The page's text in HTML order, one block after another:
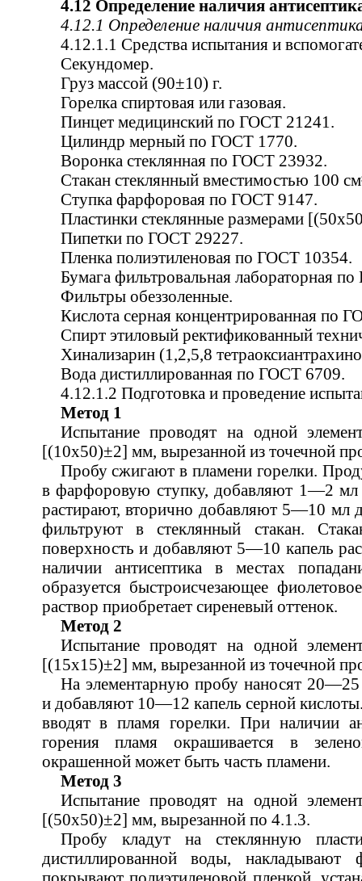
4.12 Определение наличия
4.12.1 Определение наличия
4.12.1.1 Средства испытания и
Секундомер.
Груз массой (90±10) г.
Горелка спиртовая или газовая.
Пинцет медицинский по ГОСТ 21241.
Цилиндр мерный по ГОСТ 1770.
Воронка стеклянная по ГОСТ 23932.
Стакан стеклянный вместимостью 100 см
Ступка фарфоровая по ГОСТ 9147.
Пластинки стеклянные размерами
Пипетки по ГОСТ 29227.
Пленка полиэтиленовая по ГОСТ 10354.
Бумага фильтровальная лабораторная
Фильтры обеззоленные.
Кислота серная концентрированная по
Спирт этиловый ректификованный
Хинализарин (1,2,5,8
Вода дистиллированная по ГОСТ 6709.
4.12.1.2 Подготовка и проведение
Метод 1
Испытание проводят на одной
[(10х50)±2] мм, вырезанной из точечной
Пробу сжигают в пламени горелки.
в фарфоровую ступку, добавляют 1—2 мл
растирают, вторично добавляют 5—10 мл
фильтруют в стеклянный стакан.
поверхность и добавляют 5—10 капель
наличии антисептика в местах
образуется быстроисчезающее
раствор приобретает сиреневый оттенок.
Метод 2
Испытание проводят на одной
[(15х15)±2] мм, вырезанной из точечной
На элементарную пробу наносят 20—25
и добавляют 10—12 капель серной
вводят в пламя горелки. При наличии
горения пламя окрашивается в
окрашенной может быть часть пламени.
Метод 3
Испытание проводят на одной
[(50х50)±2] мм, вырезанной по 4.1.3.
Пробу кладут на стеклянную
дистиллированной воды, накладывают